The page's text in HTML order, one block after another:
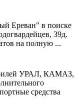
Ереван" в поиске
39д.
на полную ...
УРАЛ, КАМАЗ,
средства